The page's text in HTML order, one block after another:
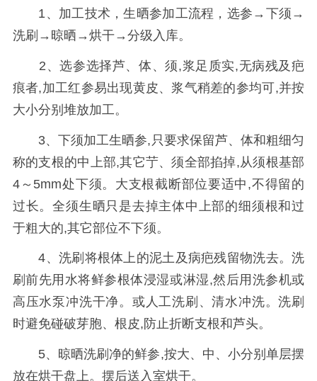
1、加工技术，生晒参加工流程，选参→下须→
洗刷→晾晒→烘干→分级入库。
2、选参选择芦、体、须,浆足质实,无病残及疤
痕者,加工红参易出现黄皮、浆气稍差的参均可,并按
大小分别堆放加工。
3、下须加工生晒参,只要求保留芦、体和粗细匀
称的支根的中上部,其它艼、须全部掐掉,从须根基部
4～5mm处下须。大支根截断部位要适中,不得留的
过长。全须生晒只是去掉主体中上部的细须根和过
于粗大的,其它部位不下须。
4、洗刷将根体上的泥土及病疤残留物洗去。洗
刷前先用水将鲜参根体浸湿或淋湿,然后用洗参机或
高压水泵冲洗干净。或人工洗刷、清水冲洗。洗刷
时避免碰破芽胞、根皮,防止折断支根和芦头。
5、晾晒洗刷净的鲜参,按大、中、小分别单层摆
放在烘干盘上。摆后送入室烘干。